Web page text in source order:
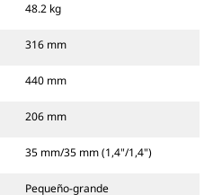
48.2 kg
316 mm
440 mm
206 mm
35 mm/35 mm (1,4"/1,4")
Pequeño-grande